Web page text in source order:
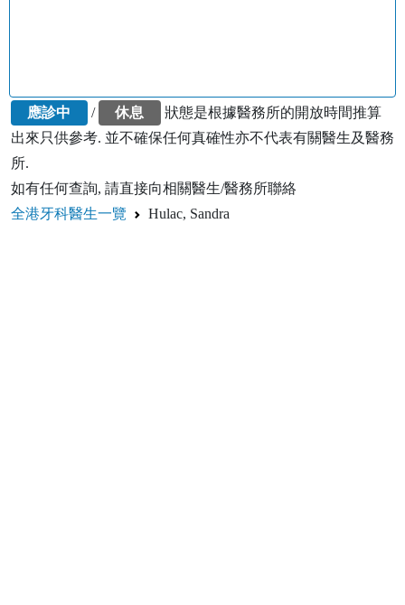
應診中 / 休息
狀態是根據醫務所的開放時間推算
出來只供參考. 並不確保任何真確性亦不代表有關醫生及醫務
所.
如有任何查詢, 請直接向相關醫生/醫務所聯絡
全港牙科醫生一覽
Hulac, Sandra